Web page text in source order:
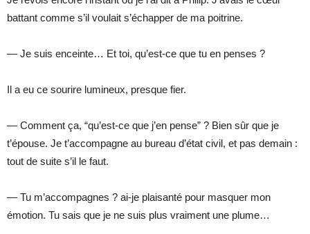
battant comme s’il voulait s’échapper de ma poitrine.
— Je suis enceinte… Et toi, qu’est-ce que tu en penses ?
Il a eu ce sourire lumineux, presque fier.
— Comment ça, “qu’est-ce que j’en pense” ? Bien sûr que je
t’épouse. Je t’accompagne au bureau d’état civil, et pas demain :
tout de suite s’il le faut.
— Tu m’accompagnes ? ai-je plaisanté pour masquer mon
émotion. Tu sais que je ne suis plus vraiment une plume…